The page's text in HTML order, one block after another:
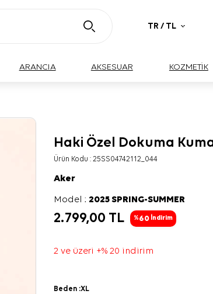
TR / TL
ARANCIA AKSESUAR KOZMETİK
BÜYÜK BEDEN
Haki Özel Dokuma
Ürün Kodu :25SS04742112_044
Aker
Model :2025 SPRING-SUMMER
2.799,00 TL %60 İndirim
2 ve üzeri +% 20 indirim
Beden :XL